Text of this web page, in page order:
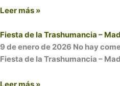
Leer más »
Fiesta de la Trashumancia –
9 de enero de 2026 No hay
Fiesta de la Trashumancia –